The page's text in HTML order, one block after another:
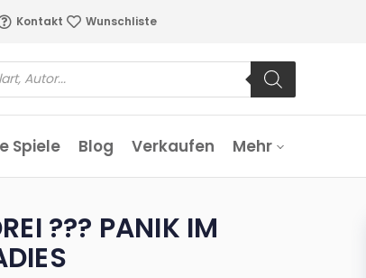
Kontakt Wunschliste
Spiele Blog Verkaufen Mehr
??? PANIK IM